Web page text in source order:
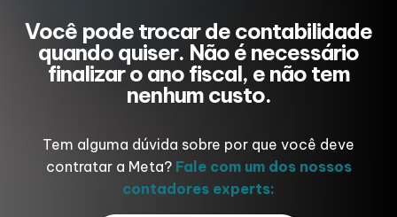
Você pode trocar de contabilidade
quando quiser. Não é necessário
finalizar o ano fiscal, e não tem
nenhum custo.
Tem alguma dúvida sobre por que você deve
contratar a Meta? Fale com um dos nossos
contadores experts: